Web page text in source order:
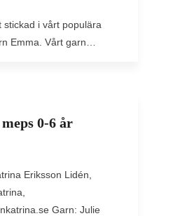
stickad i vårt populära
Emma. Vårt garn…
0-6 år
Eriksson Lidén,
Garn: Julie